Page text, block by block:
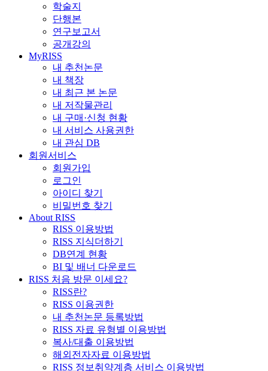
학술지
단행본
연구보고서
공개강의
MyRISS
내 추천논문
내 책장
내 최근 본 논문
내 저작물관리
내 구매·신청 현황
내 서비스 사용권한
내 관심 DB
회원서비스
회원가입
로그인
아이디 찾기
비밀번호 찾기
About RISS
RISS 이용방법
RISS 지식더하기
DB연계 현황
BI 및 배너 다운로드
RISS 처음 방문 이세요?
RISS란?
RISS 이용권한
내 추천논문 등록방법
RISS 자료 유형별 이용방법
복사/대출 이용방법
해외전자자료 이용방법
RISS 정보취약계층 서비스 이용방법